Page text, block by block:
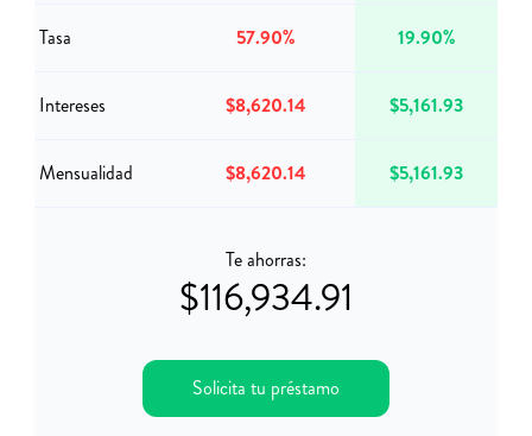
Tasa
Intereses
Mensualidad
19.90%
$5,161.93
$5,161.93
57.90%
$8,620.14
$8,620.14
Te ahorras:
$116,934.91
Solicita tu préstamo